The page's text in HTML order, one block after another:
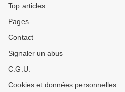
Top articles
Pages
Contact
Signaler un abus
C.G.U.
Cookies et données personnelles